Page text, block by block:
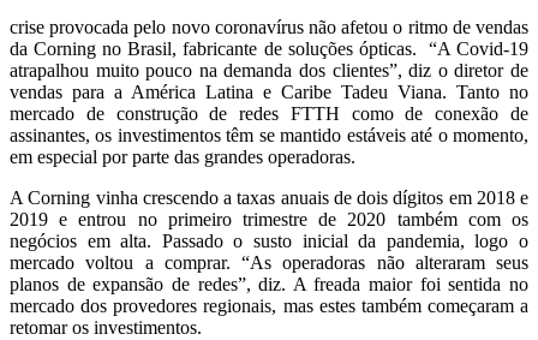
crise provocada pelo novo coronavírus não afetou o ritmo de vendas
da Corning no Brasil, fabricante de soluções ópticas. “A Covid-19
atrapalhou muito pouco na demanda dos clientes”, diz o diretor de
vendas para a América Latina e Caribe Tadeu Viana. Tanto no
mercado de construção de redes FTTH como de conexão de
assinantes, os investimentos têm se mantido estáveis até o momento,
em especial por parte das grandes operadoras.
A Corning vinha crescendo a taxas anuais de dois dígitos em 2018 e
2019 e entrou no primeiro trimestre de 2020 também com os
negócios em alta. Passado o susto inicial da pandemia, logo o
mercado voltou a comprar. “As operadoras não alteraram seus
planos de expansão de redes”, diz. A freada maior foi sentida no
mercado dos provedores regionais, mas estes também começaram a
retomar os investimentos.